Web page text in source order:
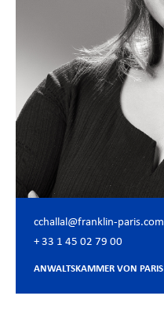
cchallal@franklin-paris.com
+ 33 1 45 02 79 00
ANWALTSKAMMER VON PARIS